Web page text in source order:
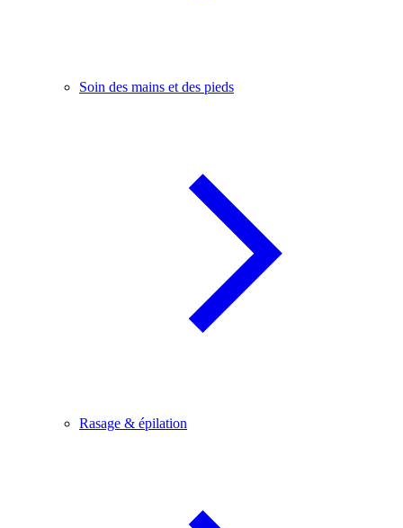
Soin des mains et des pieds
Rasage & épilation